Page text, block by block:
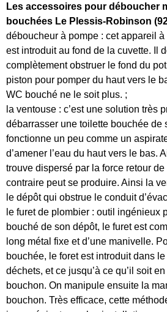
Les accessoires pour déboucher
bouchées Le Plessis-Robinson
déboucheur à pompe : cet appareil
est introduit au fond de la cuvette. Il
complètement obstruer le fond du
piston pour pomper du haut vers le
WC bouché ne le soit plus. ;
la ventouse : c’est une solution très
débarrasser une toilette bouchée de
fonctionne un peu comme un
d’amener l’eau du haut vers le bas.
trouve dispersé par la force retour de
contraire peut se produire. Ainsi la
le dépôt qui obstrue le conduit
le furet de plombier : outil ingénieux
bouché de son dépôt, le furet est
long métal fixe et d’une manivelle.
bouchée, le foret est introduit dans
déchets, et ce jusqu’à ce qu’il soit
bouchon. On manipule ensuite la
bouchon. Très efficace, cette